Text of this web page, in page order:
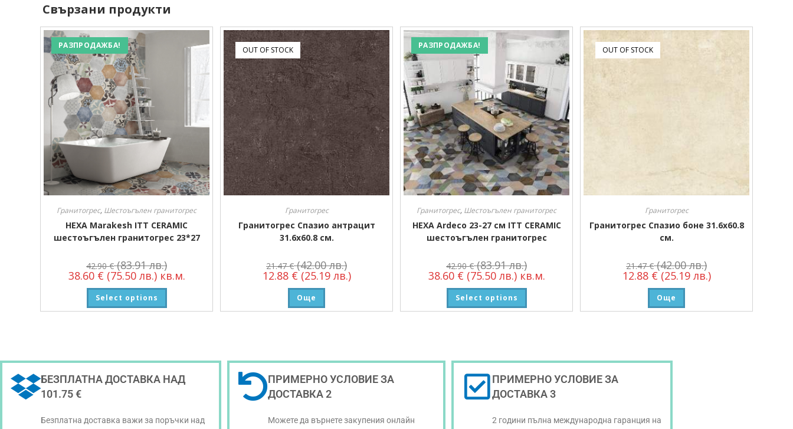
Свързани продукти
РАЗПРОДАЖБА!
Гранитогрес, Шестоъгълен гранитогрес
HEXA Marakesh ITT CERAMIC
шестоъгълен гранитогрес 23*27
42.90€ (83.91 лв.)
38.60 € (75.50 лв.)кв.м.
Select options
OUT OF STOCK
Гранитогрес
Гранитогрес Спазио антрацит
31.6х60.8 см.
21.47€ (42.00 лв.)
12.88 € (25.19 лв.)
Още
РАЗПРОДАЖБА!
Гранитогрес, Шестоъгълен гранитогрес
HEXA Ardeco 23-27 см ITT CERAMIC
шестоъгълен гранитогрес
42.90€ (83.91 лв.)
38.60 € (75.50 лв.)кв.м.
Select options
OUT OF STOCK
Гранитогрес
Гранитогрес Спазио боне 31.6х60.8
см.
21.47€ (42.00 лв.)
12.88 € (25.19 лв.)
Още
БЕЗПЛАТНА ДОСТАВКА НАД
101.75 €
Безплатна доставка важи за поръчки над
ПРИМЕРНО УСЛОВИЕ ЗА
ДОСТАВКА 2
Можете да върнете закупения онлайн
ПРИМЕРНО УСЛОВИЕ ЗА
ДОСТАВКА 3
2 години пълна международна гаранция на